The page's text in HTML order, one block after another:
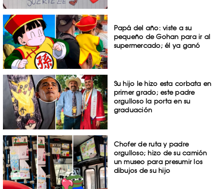
Papá del año: viste a su
pequeño de Gohan para ir al
supermercado; él ya ganó
Su hijo le hizo esta corbata en
primer grado; este padre
orgulloso la porta en su
graduación
Chofer de ruta y padre
orgulloso; hizo de su camión
un museo para presumir los
dibujos de su hijo